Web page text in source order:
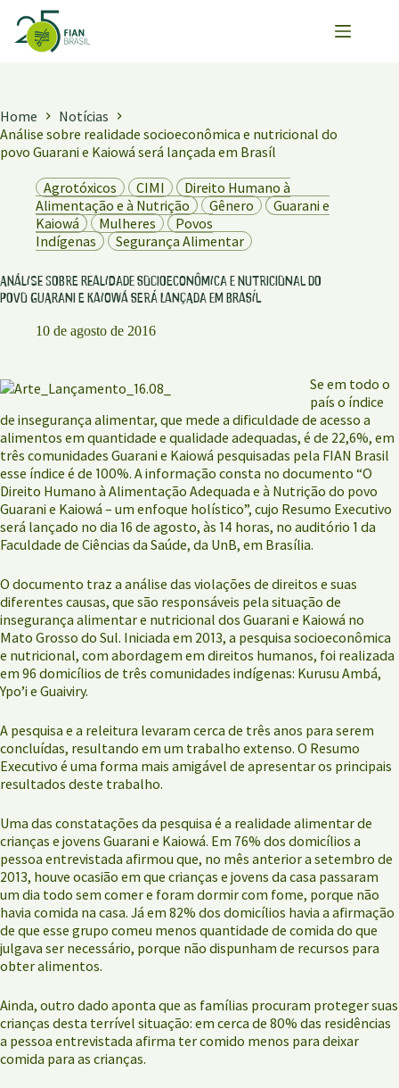
para
Home
Notícias
Análise sobre realidade socioeconômica e nutricional do
povo Guarani e Kaiowá será lançada em Brasíl
Agrotóxicos
CIMI
Direito Humano à
Alimentação e à Nutrição
Gênero
Guarani e
Kaiowá
Mulheres
Povos
Indígenas
Segurança Alimentar
Análise sobre realidade socioeconômica e nutricional do
povo Guarani e Kaiowá será lançada em Brasíl
10 de agosto de 2016
Se em todo o
país o índice
de insegurança alimentar, que mede a dificuldade de acesso a
alimentos em quantidade e qualidade adequadas, é de 22,6%, em
três comunidades Guarani e Kaiowá pesquisadas pela FIAN Brasil
esse índice é de 100%. A informação consta no documento “O
Direito Humano à Alimentação Adequada e à Nutrição do povo
Guarani e Kaiowá – um enfoque holístico”, cujo Resumo Executivo
será lançado no dia 16 de agosto, às 14 horas, no auditório 1 da
Faculdade de Ciências da Saúde, da UnB, em Brasília.
O documento traz a análise das violações de direitos e suas
diferentes causas, que são responsáveis pela situação de
insegurança alimentar e nutricional dos Guarani e Kaiowá no
Mato Grosso do Sul. Iniciada em 2013, a pesquisa socioeconômica
e nutricional, com abordagem em direitos humanos, foi realizada
em 96 domicílios de três comunidades indígenas: Kurusu Ambá,
Ypo’i e Guaiviry.
A pesquisa e a releitura levaram cerca de três anos para serem
concluídas, resultando em um trabalho extenso. O Resumo
Executivo é uma forma mais amigável de apresentar os principais
resultados deste trabalho.
Uma das constatações da pesquisa é a realidade alimentar de
crianças e jovens Guarani e Kaiowá. Em 76% dos domicílios a
pessoa entrevistada afirmou que, no mês anterior a setembro de
2013, houve ocasião em que crianças e jovens da casa passaram
um dia todo sem comer e foram dormir com fome, porque não
havia comida na casa. Já em 82% dos domicílios havia a afirmação
de que esse grupo comeu menos quantidade de comida do que
julgava ser necessário, porque não dispunham de recursos para
obter alimentos.
Ainda, outro dado aponta que as famílias procuram proteger suas
crianças desta terrível situação: em cerca de 80% das residências
a pessoa entrevistada afirma ter comido menos para deixar
comida para as crianças.